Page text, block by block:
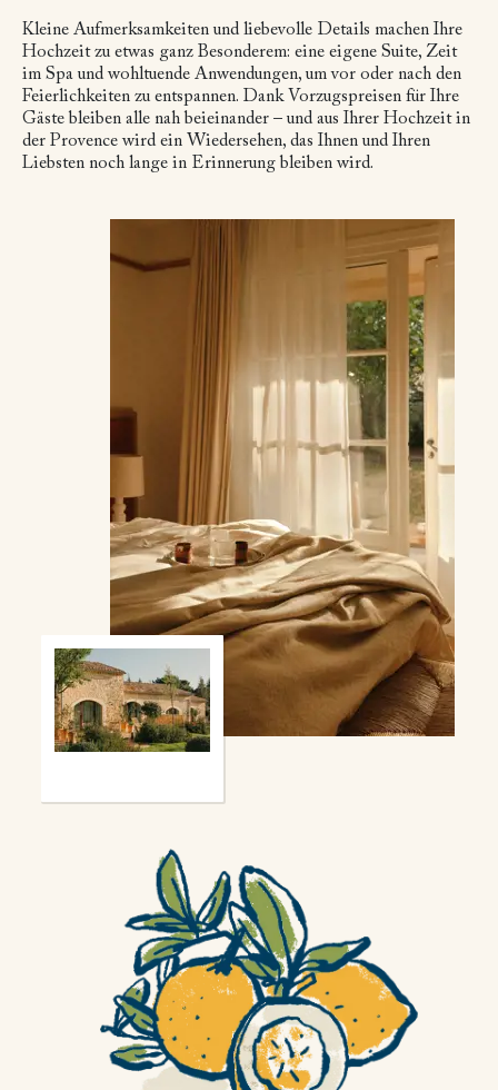
Kleine Aufmerksamkeiten und liebevolle Details machen Ihre
Hochzeit zu etwas ganz Besonderem: eine eigene Suite, Zeit
im Spa und wohltuende Anwendungen, um vor oder nach den
Feierlichkeiten zu entspannen. Dank Vorzugspreisen für Ihre
Gäste bleiben alle nah beieinander – und aus Ihrer Hochzeit in
der Provence wird ein Wiedersehen, das Ihnen und Ihren
Liebsten noch lange in Erinnerung bleiben wird.